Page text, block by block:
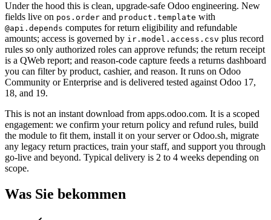
Under the hood this is clean, upgrade-safe Odoo engineering. New
fields live on pos.order and product.template with
@api.depends computes for return eligibility and refundable
amounts; access is governed by ir.model.access.csv plus record
rules so only authorized roles can approve refunds; the return receipt
is a QWeb report; and reason-code capture feeds a returns dashboard
you can filter by product, cashier, and reason. It runs on Odoo
Community or Enterprise and is delivered tested against Odoo 17,
18, and 19.
This is not an instant download from apps.odoo.com. It is a scoped
engagement: we confirm your return policy and refund rules, build
the module to fit them, install it on your server or Odoo.sh, migrate
any legacy return practices, train your staff, and support you through
go-live and beyond. Typical delivery is 2 to 4 weeks depending on
scope.
Was Sie bekommen